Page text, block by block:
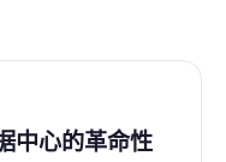
中心的革命性